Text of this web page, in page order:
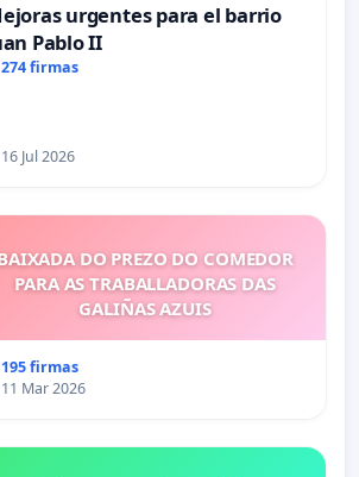
urgentes para el barrio
Pablo II
274 firmas
16 Jul 2026
DO PREZO DO COMEDOR
PARA AS TRABALLADORAS DAS
GALIÑAS AZUIS
195 firmas
11 Mar 2026